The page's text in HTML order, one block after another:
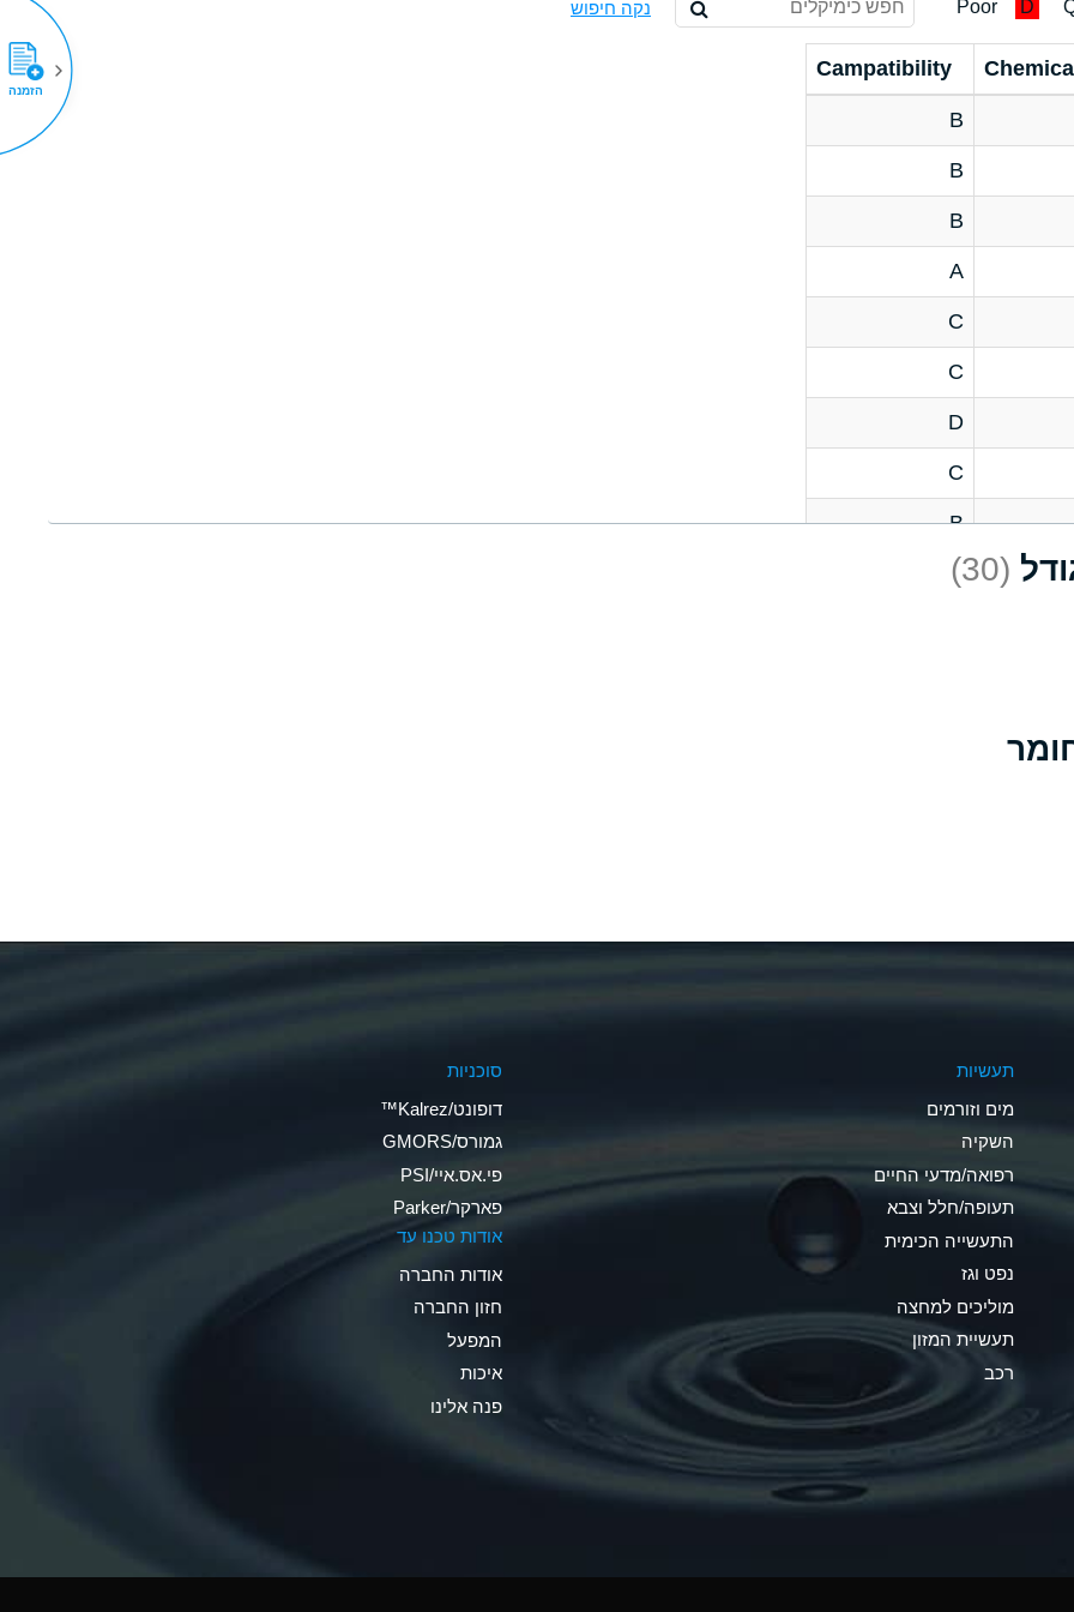
D
Poor נקה חיפוש
Chemical
Campatibility
B
B
B
A
C
C
D
C
B
D
C
A
*
A
B
(30)
תעשיות
מים וזורמים
השקיה
רפואה/מדעי החיים
תעופה/חלל וצבא
התעשייה הכימית
נפט וגז
מוליכים למחצה
תעשיית המזון
רכב
סוכניות
דופונט/Kalrez™
גמורס/GMORS
פי.אס.איי/PSI
פארקר/Parker
אודות טכנו עד
אודות החברה
חזון החברה
המפעל
איכות
פנה אלינו
הזמנה